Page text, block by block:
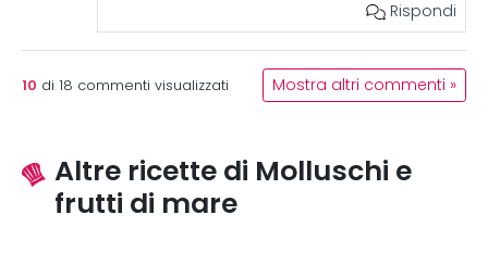
Rispondi
10 di 18 commenti visualizzati Mostra altri commenti »
Altre ricette di Molluschi e
frutti di mare